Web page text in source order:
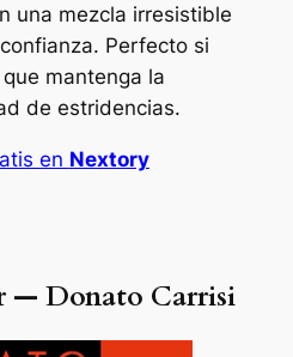
una mezcla irresistible
Perfecto si
mantenga la
de estridencias.
en Nextory
— Donato Carrisi